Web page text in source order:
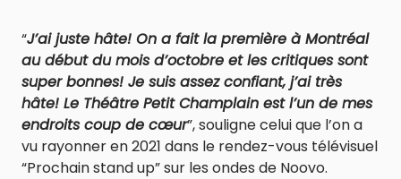
“J’ai juste hâte! On a fait la première à Montréal
au début du mois d’octobre et les critiques sont
super bonnes! Je suis assez confiant, j’ai très
hâte! Le Théâtre Petit Champlain est l’un de mes
endroits coup de cœur”, souligne celui que l’on a
vu rayonner en 2021 dans le rendez-vous télévisuel
“Prochain stand up” sur les ondes de Noovo.